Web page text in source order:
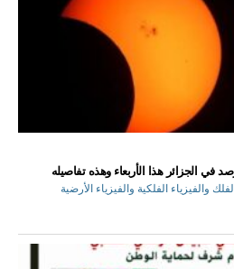
الجزائر هذا الأربعاء وهذه تفاصيله
والفيزياء الفلكية والفيزياء الأرضية